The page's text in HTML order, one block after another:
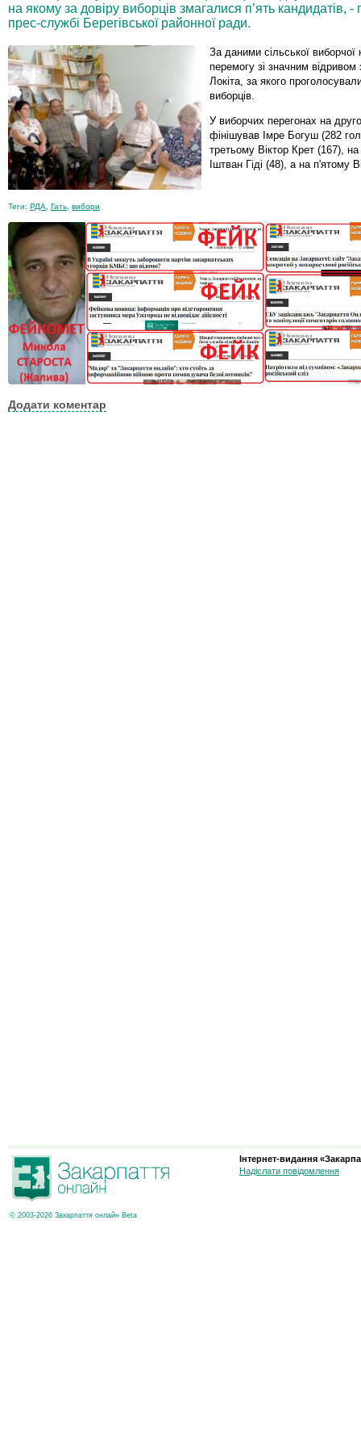
на якому за довіру виборців змагалися п’ять кандидатів,
прес-службі Берегівської районної ради.
За даними сільської виборчої
перемогу зі значним відривом
Локіта, за якого
виборців.
У виборчих перегонах на
фінішував Імре Богуш (282
третьому Віктор Крет (167),
Іштван Гіді (48), а на п'ятому
Теги: РДА Гать вибори
Додати коментар
© 2003-2026 Закарпаття онлайн Beta
Інтернет-видання
Надіслати повідомлення